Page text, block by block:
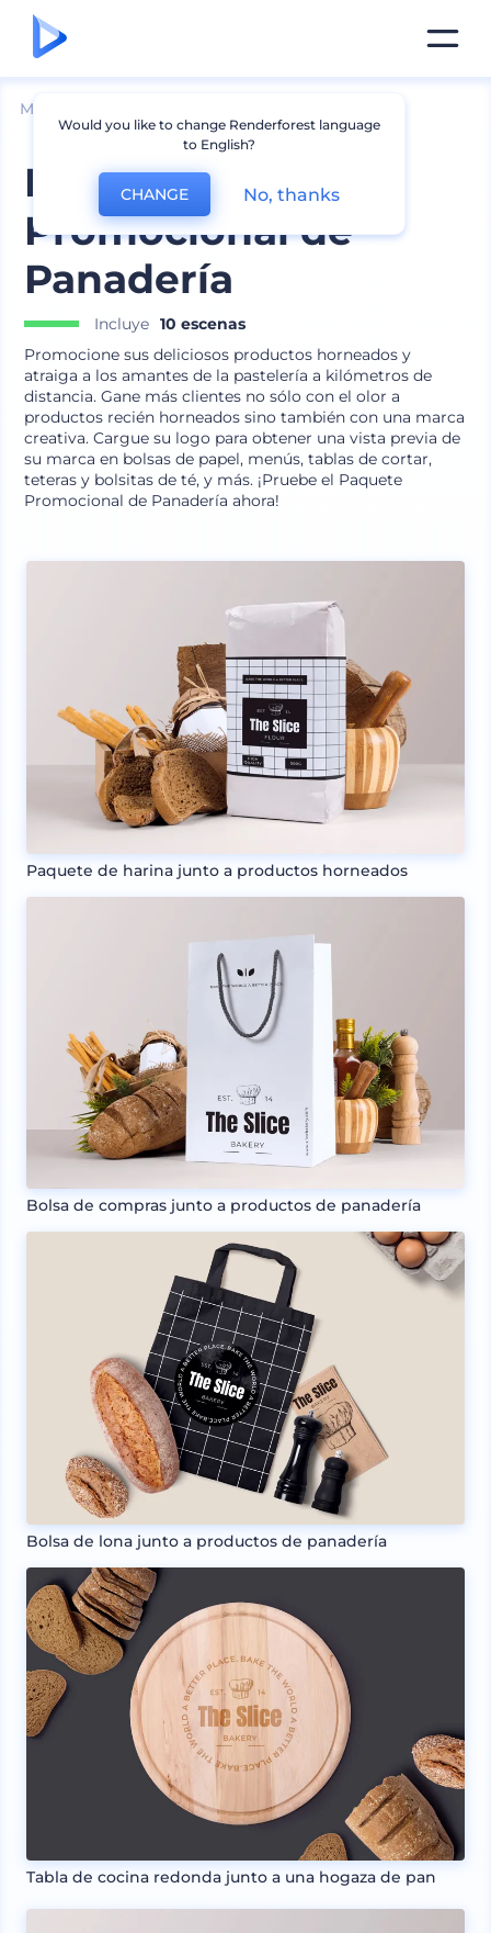
Mockups
Paquete
Promocional de
Panadería
Incluye 10 escenas
Promocione sus deliciosos productos horneados y
atraiga a los amantes de la pastelería a kilómetros de
distancia. Gane más clientes no sólo con el olor a
productos recién horneados sino también con una marca
creativa. Cargue su logo para obtener una vista previa de
su marca en bolsas de papel, menús, tablas de cortar,
teteras y bolsitas de té, y más. ¡Pruebe el Paquete
Promocional de Panadería ahora!
Paquete de harina junto a productos horneados
Bolsa de compras junto a productos de panadería
Bolsa de lona junto a productos de panadería
Tabla de cocina redonda junto a una hogaza de pan
Would you like to change Renderforest language
to English?
CHANGE No, thanks